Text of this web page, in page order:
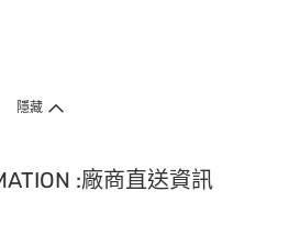
隱藏
:廠商直送資訊